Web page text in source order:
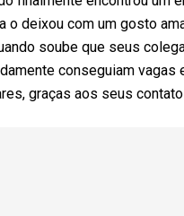
o deixou com um gosto
soube que seus
conseguiam vagas
graças aos seus